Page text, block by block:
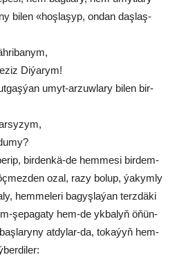
bi­len «hoş­la­şyp, on­dan daş­laş­
Di­ýa­rym!
umyt­-ar­zuw­la­ry bi­len bir­
bir­den­kä-de hem­me­si bir­dem­
ozal, ra­zy bo­lup, ýa­kym­ly
hem­me­le­ri ba­gyş­la­ýan terz­dä­ki
şe­pa­ga­ty hem-de yk­ba­lyň öňün­
at­dy­lar-da, to­ka­ýyň hem­